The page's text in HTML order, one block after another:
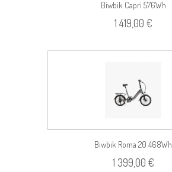
Biwbik Capri 576Wh
1 419,00 €
Biwbik Roma 20 468Wh
1 399,00 €